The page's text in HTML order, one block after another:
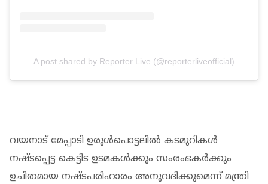
A post shared by Reporter Live (@reporterliveofficial)
വയനാട് മേപ്പാടി ഉരുൾപൊട്ടലിൽ കടമുറികൾ
നഷ്ടപ്പെട്ട കെട്ടിട ഉടമകൾക്കും സംരംഭകർക്കും
ഉചിതമായ നഷ്ടപരിഹാരം അനുവദിക്കുമെന്ന് മന്ത്രി